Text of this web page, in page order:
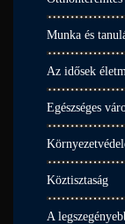
Munka és
Az idősek
Egészséges
Köztisztaság
A